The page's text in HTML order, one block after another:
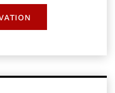
, OUVRE UNE NOUVELLE